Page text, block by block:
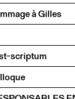
à Gilles
scriptum